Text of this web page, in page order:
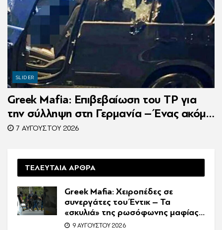
SLIDER
Greek Mafia: Επιβεβαίωση τoυ ΤP για
την σύλληψη στη Γερμανία – Ένας ακόμη
κατηγορούμενος για τον θάνατο του
7 ΑΥΓΟΎΣΤΟΥ 2026
ΤΕΛΕΥΤΑΙΑ ΑΡΘΡΑ
Greek Mafia: Χειροπέδες σε
συνεργάτες του Έντικ – Τα
«σκυλιά» της ρωσόφωνης μαφίας,
οι εκβιασμοί και το υπερπολυτελές
9 ΑΥΓΟΎΣΤΟΥ 2026